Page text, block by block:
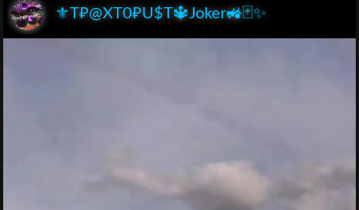
⚜️T₽@XT0₽U$T🔱Joker🚜🃏✨